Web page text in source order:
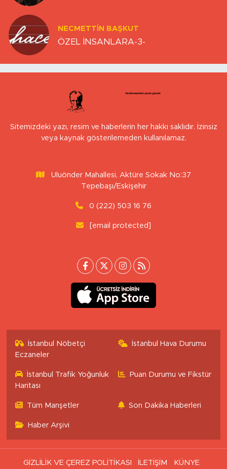
NECMETTIN BAŞKUT
ÖZEL İNSANLARA-3-
Sitemizdeki yazı, resim ve haberlerin her hakkı saklıdır. İzinsiz
veya kaynak gösterilemeden kullanılamaz.
Uluönder Mahallesi, Aktüre Sokak No:37
Tepebaşı/Eskişehir
0 (222) 503 16 76
[email protected]
İstanbul Nöbetçi
Eczaneler
İstanbul Hava Durumu
İstanbul Trafik Yoğunluk
Haritası
Puan Durumu ve Fikstür
Tüm Manşetler Son Dakika Haberleri
Haber Arşivi
GİZLİLİK VE ÇEREZ POLİTİKASI İLETİŞİM
KÜNYE